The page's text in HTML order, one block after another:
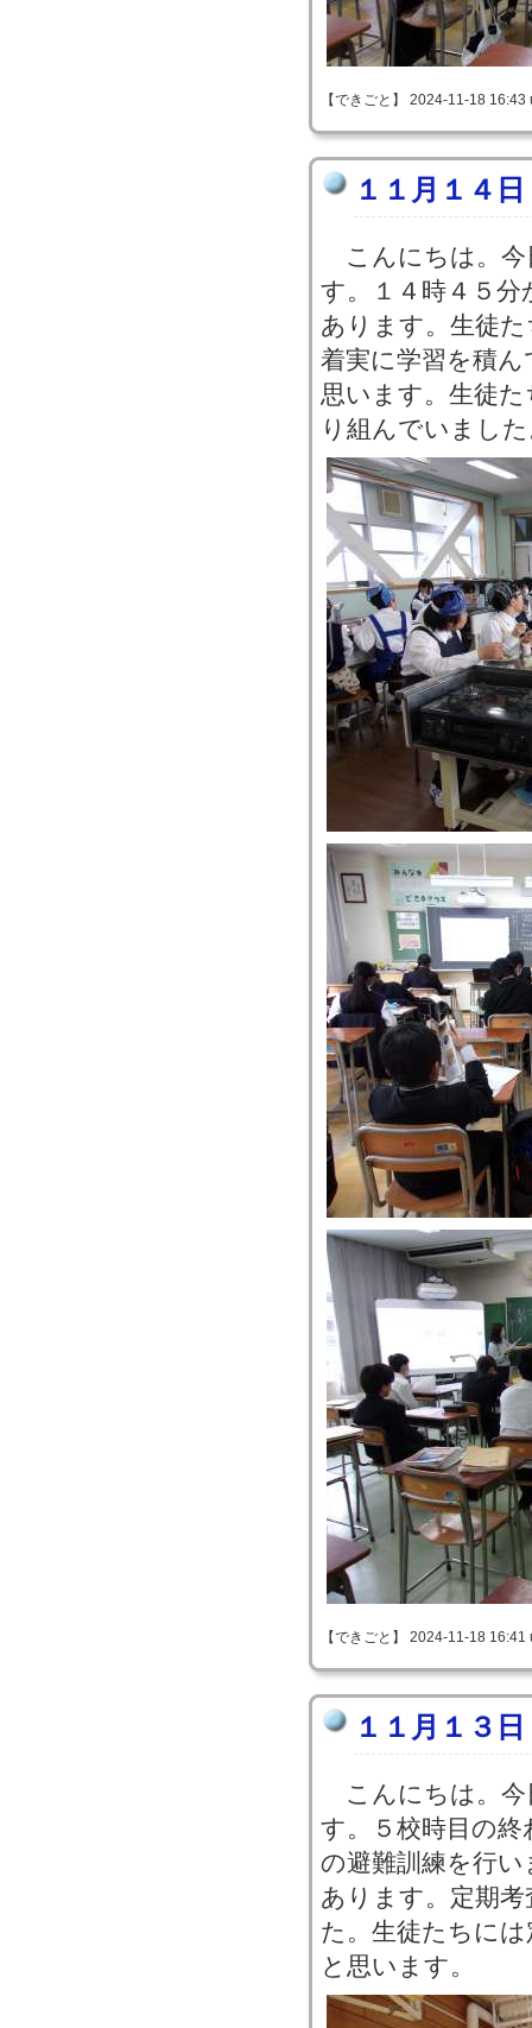
【できごと】 2024-11-18
１１月１４
こんにちは。今
す。１４時４５分
あります。生徒
着実に学習を積
思います。生徒
り組んでいまし
【できごと】 2024-11-18
１１月１３
こんにちは。今
す。５校時目の
の避難訓練を行
あります。定期
た。生徒たちに
と思います。